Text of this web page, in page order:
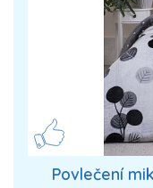
Povlečení